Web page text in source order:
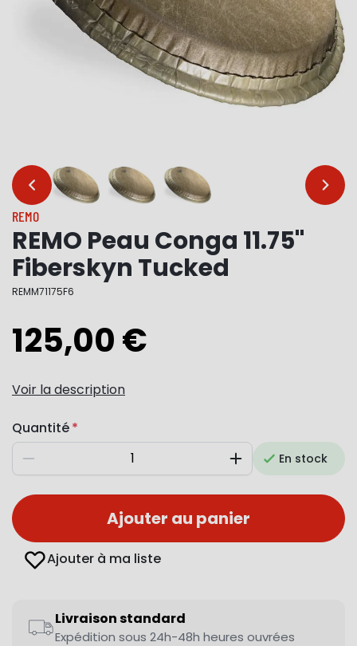
… …
REMO
REMO Peau Conga 11.75"
Fiberskyn Tucked
REMM71175F6
125,00 €
Voir la description
Quantité
Diminuer AugmenterEn stock
Ajouter au panier
Ajouter à ma liste
Livraison standard
Expédition sous 24h-48h heures ouvrées